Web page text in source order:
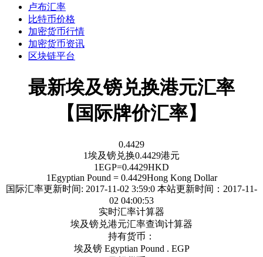
卢布汇率
比特币价格
加密货币行情
加密货币资讯
区块链平台
最新埃及镑兑换港元汇率
【国际牌价汇率】
0.4429
1埃及镑兑换0.4429港元
1EGP=0.4429HKD
1Egyptian Pound = 0.4429Hong Kong Dollar
国际汇率更新时间: 2017-11-02 3:59:0 本站更新时间：2017-11-
02 04:00:53
实时汇率计算器
埃及镑兑港元汇率查询计算器
持有货币：
埃及镑 Egyptian Pound . EGP